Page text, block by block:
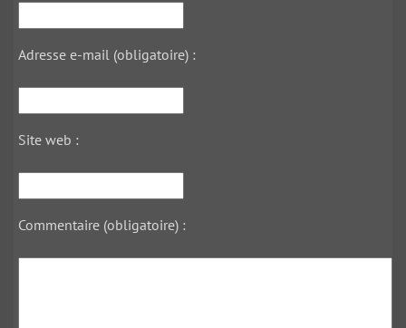
Adresse e-mail (obligatoire) :
Site web :
Commentaire (obligatoire) :